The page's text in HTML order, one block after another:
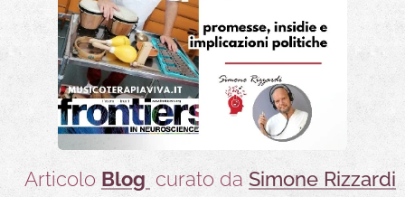
Articolo Blog curato daSimone Rizzardi